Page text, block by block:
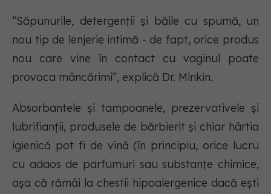
”Săpunurile, detergenții și băile cu spumă, un
nou tip de lenjerie intimă - de fapt, orice produs
nou care vine în contact cu vaginul poate
provoca mâncărimi”, explică Dr. Minkin.
Absorbantele și tampoanele, prezervativele și
lubrifianții, produsele de bărbierit și chiar hârtia
igienică pot fi de vină (în principiu, orice lucru
cu adaos de parfumuri sau substanțe chimice,
așa că rămâi la chestii hipoalergenice dacă ești